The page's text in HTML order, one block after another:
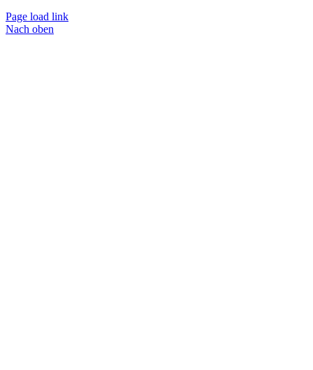
Page load link
Nach oben